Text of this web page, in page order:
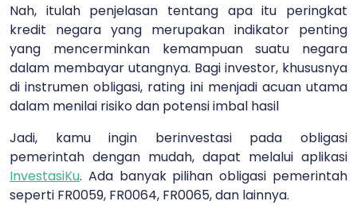
Nah, itulah penjelasan tentang apa itu peringkat
kredit negara yang merupakan indikator penting
yang mencerminkan kemampuan suatu negara
dalam membayar utangnya. Bagi investor, khususnya
di instrumen obligasi, rating ini menjadi acuan utama
dalam menilai risiko dan potensi imbal hasil
Jadi, kamu ingin berinvestasi pada obligasi
pemerintah dengan mudah, dapat melalui aplikasi
InvestasiKu. Ada banyak pilihan obligasi pemerintah
seperti FR0059, FR0064, FR0065, dan lainnya.